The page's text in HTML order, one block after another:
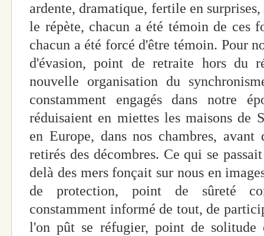
ardente, dramatique, fertile en
le répète, chacun a été témoin de ces
chacun a été forcé d'être témoin. Pour
d'évasion, point de retraite hors du
nouvelle organisation du
constamment engagés dans notre
réduisaient en miettes les maisons de
en Europe, dans nos chambres, avant
retirés des décombres. Ce qui se
delà des mers fonçait sur nous en
de protection, point de sûreté
constamment informé de tout, de
l'on pût se réfugier, point de solitude